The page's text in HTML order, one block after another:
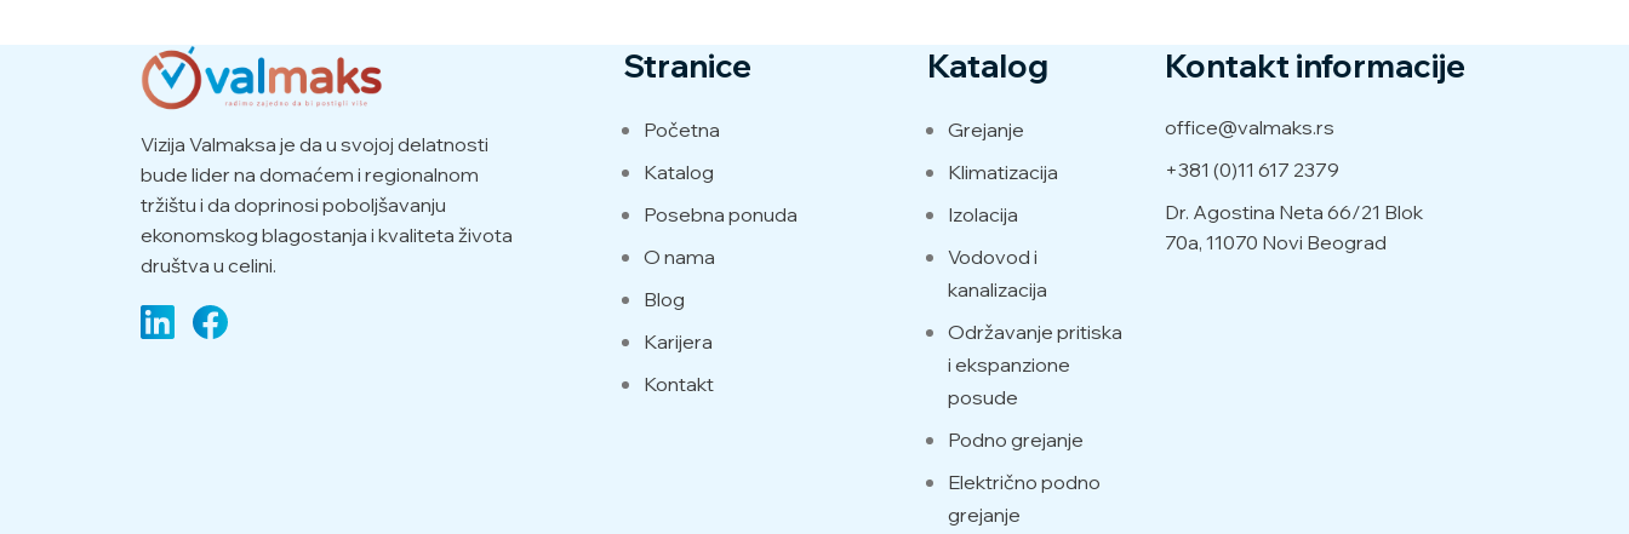
Vizija Valmaksa je da u svojoj delatnosti
bude lider na domaćem i regionalnom
tržištu i da doprinosi poboljšavanju
ekonomskog blagostanja i kvaliteta života
društva u celini.
Stranice
Početna
Katalog
Posebna ponuda
O nama
Blog
Karijera
Kontakt
Katalog
Grejanje
Klimatizacija
Izolacija
Vodovod i
kanalizacija
Održavanje pritiska
i ekspanzione
posude
Podno grejanje
Električno podno
grejanje
Kontakt informacije
office@valmaks.rs
+381 (0)11 617 2379
Dr. Agostina Neta 66/21 Blok
70a, 11070 Novi Beograd